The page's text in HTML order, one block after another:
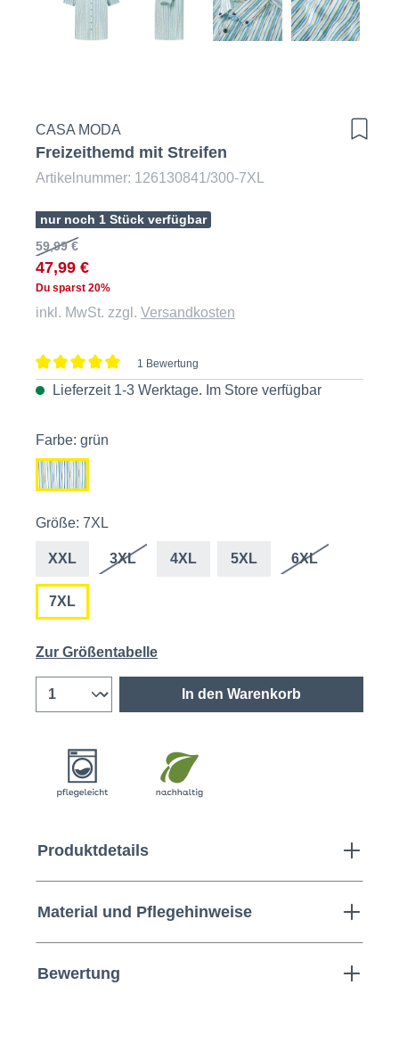
CASA MODA
Freizeithemd mit Streifen
Artikelnummer: 126130841/300-7XL
nur noch 1 Stück verfügbar
59,99 €
47,99 €
Du sparst 20%
inkl. MwSt. zzgl. Versandkosten
Durchschnittliche Bewertung von 5 von 5 Sternen
1 Bewertung
Lieferzeit 1-3 Werktage. Im Store verfügbar
Farbe: grün
Größe: 7XL
XXL 3XL 4XL 5XL 6XL
7XL
Zur Größentabelle
In den Warenkorb
Produktdetails
Material und Pflegehinweise
Bewertung